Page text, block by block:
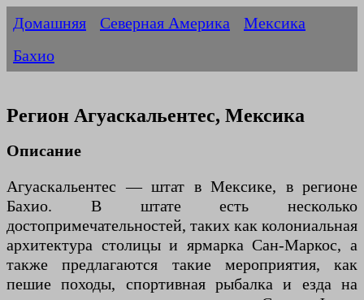
Домашняя Северная Америка
Мексика
Бахио
Регион Агуаскальентес, Мексика
Описание
Агуаскальентес — штат в Мексике, в регионе
Бахио. В штате есть несколько
достопримечательностей, таких как колониальная
архитектура столицы и ярмарка Сан-Маркос, а
также предлагаются такие мероприятия, как
пешие походы, спортивная рыбалка и езда на